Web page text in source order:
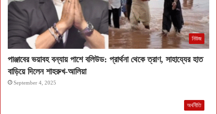
নিউজ
পাঞ্জাবের ভয়াবহ বন্যায় পাশে বলিউড: প্রার্থনা থেকে ত্রাণ, সাহায্যের হাত
বাড়িয়ে দিলেন শাহরুখ-আলিয়া
September 4, 2025
অর্থনীতি